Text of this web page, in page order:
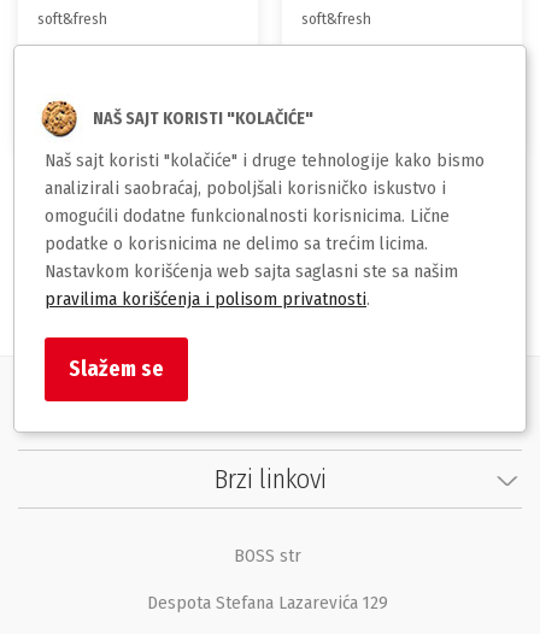
soft&fresh
Dream - 210g
349,00rsd
soft&fresh
349,00
1
Brzi linkovi
BOSS str
Despota Stefana Lazarevića 129
NAŠ SAJT KORISTI "KOLAČIĆE"
Naš sajt koristi "kolačiće" i druge tehnologije kako bismo
analizirali saobraćaj, poboljšali korisničko iskustvo i
omogućili dodatne funkcionalnosti korisnicima. Lične
podatke o korisnicima ne delimo sa trećim licima.
Nastavkom korišćenja web sajta saglasni ste sa našim
pravilima korišćenja i polisom privatnosti.
Slažem se